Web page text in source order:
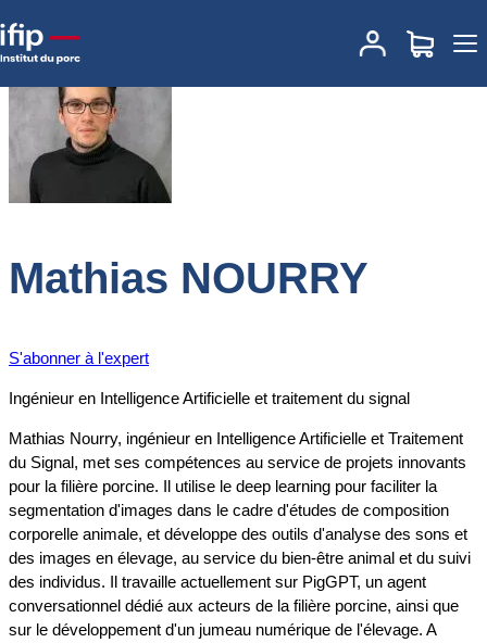
Accueil Mathias NOURRY
Mathias NOURRY
S'abonner à l'expert
Ingénieur en Intelligence Artificielle et traitement du signal
Mathias Nourry, ingénieur en Intelligence Artificielle et Traitement
du Signal, met ses compétences au service de projets innovants
pour la filière porcine. Il utilise le deep learning pour faciliter la
segmentation d'images dans le cadre d'études de composition
corporelle animale, et développe des outils d'analyse des sons et
des images en élevage, au service du bien-être animal et du suivi
des individus. Il travaille actuellement sur PigGPT, un agent
conversationnel dédié aux acteurs de la filière porcine, ainsi que
sur le développement d'un jumeau numérique de l'élevage. A